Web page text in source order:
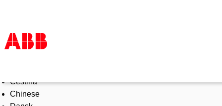
Products & Solutions
Industries
Čeština
Chinese